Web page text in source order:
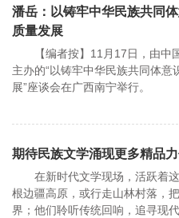
潘岳：以铸牢中华民族共同
质量发展
【编者按】11月17日，由中
主办的“以铸牢中华民族共同体
展”座谈会在广西南宁举行。
期待民族文学涌现更多精品
在新时代文学现场，活跃着这
根边疆高原，或行走山林村落，
界；他们聆听传统回响，追寻现